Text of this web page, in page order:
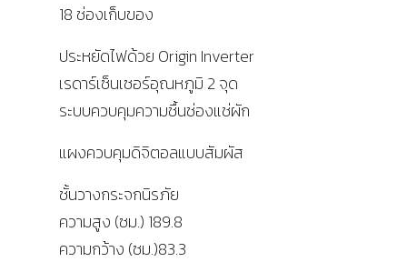
18 ช่องเก็บของ
ประหยัดไฟด้วย Origin Inverter
เรดาร์เซ็นเซอร์อุณหภูมิ 2 จุด
ระบบควบคุมความชื้นช่องแช่ผัก
แผงควบคุมดิจิตอลแบบสัมผัส
ชั้นวางกระจกนิรภัย
ความสูง (ซม.) 189.8
ความกว้าง (ซม.)83.3